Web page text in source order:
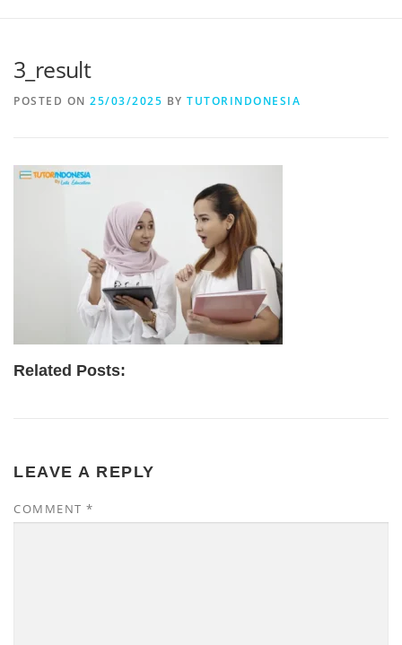
3_result
POSTED ON 25/03/2025 BY TUTORINDONESIA
Related Posts:
LEAVE A REPLY
COMMENT *